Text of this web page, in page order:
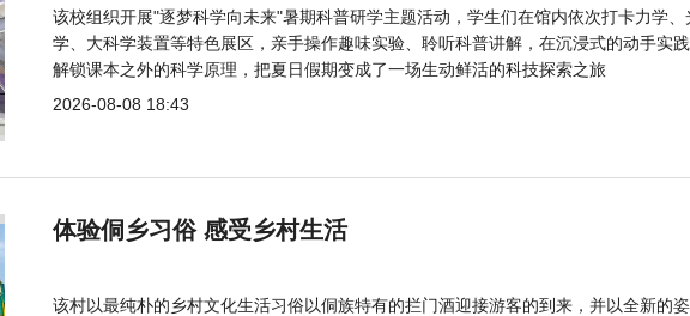
该校组织开展"逐梦科学向未来"暑期科普研学主题活动，学生们在馆内依次打卡力学、
学、大科学装置等特色展区，亲手操作趣味实验、聆听科普讲解，在沉浸式的动手实
解锁课本之外的科学原理，把夏日假期变成了一场生动鲜活的科技探索之旅
2026-08-08 18:43
体验侗乡习俗 感受乡村生活
该村以最纯朴的乡村文化生活习俗以侗族特有的拦门酒迎接游客的到来，并以全新的